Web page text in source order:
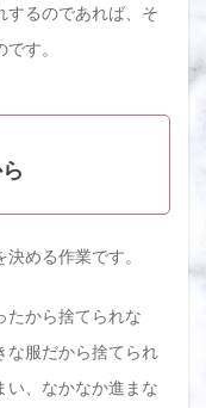
するのであれば、そ
す。
める作業です。
たから捨てられな
な服だから捨てられ
い、なかなか進まな